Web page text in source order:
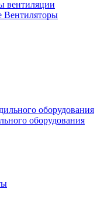
вентиляции
Вентиляторы
оборудования